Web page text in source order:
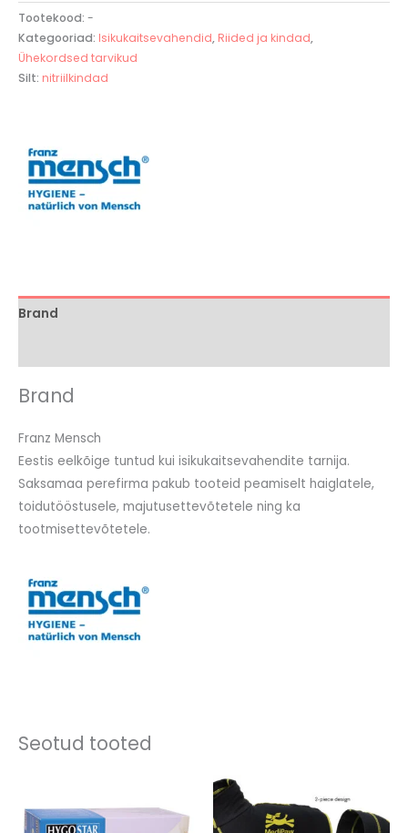
Tootekood: -
Kategooriad: Isikukaitsevahendid, Riided ja kindad,
Ühekordsed tarvikud
Silt: nitriilkindad
Brand
Brand
Franz Mensch
Eestis eelkõige tuntud kui isikukaitsevahendite tarnija.
Saksamaa perefirma pakub tooteid peamiselt haiglatele,
toidutööstusele, majutusettevõtetele ning ka
tootmisettevõtetele.
Seotud tooted
28,88 €
kuni
36,72 €